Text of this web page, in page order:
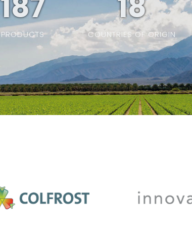
PRODUCTS COUNTRIES OF ORIGIN